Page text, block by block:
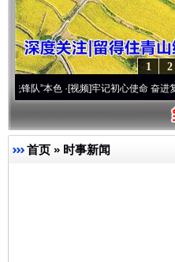
2
1
·[视频]牢记初心使命 奋进复兴征程丨
首页 » 时事新闻